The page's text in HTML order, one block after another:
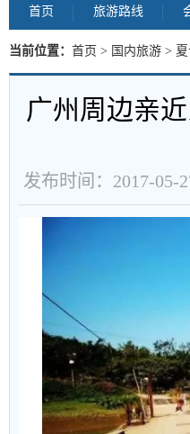
首页 旅游路线
当前位置： 首页 > 国内旅游 >
营 内容
广州周边亲
发布时间：2017-05-